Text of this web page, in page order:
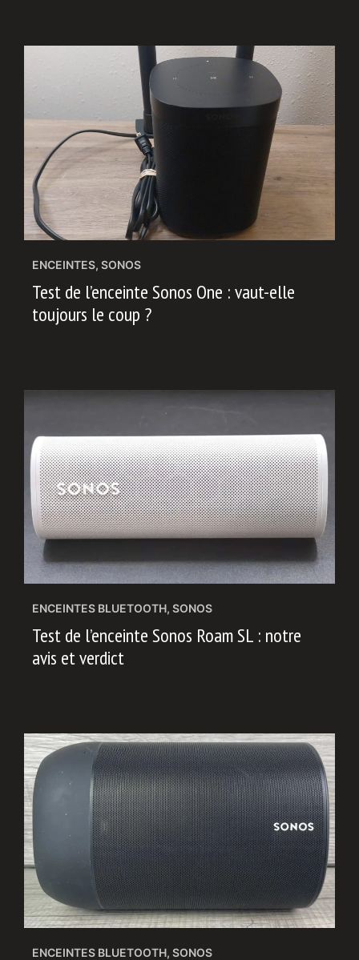
ENCEINTES, SONOS
Test de l’enceinte Sonos One : vaut-elle
toujours le coup ?
ENCEINTES BLUETOOTH, SONOS
Test de l’enceinte Sonos Roam SL : notre
avis et verdict
ENCEINTES BLUETOOTH, SONOS